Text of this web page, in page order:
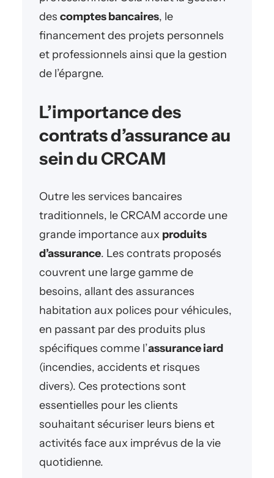
des comptes bancaires, le
financement des projets personnels
et professionnels ainsi que la gestion
de l’épargne.
L’importance des
contrats d’assurance au
sein du CRCAM
Outre les services bancaires
traditionnels, le CRCAM accorde une
grande importance aux produits
d’assurance. Les contrats proposés
couvrent une large gamme de
besoins, allant des assurances
habitation aux polices pour véhicules,
en passant par des produits plus
spécifiques comme l’assurance iard
(incendies, accidents et risques
divers). Ces protections sont
essentielles pour les clients
souhaitant sécuriser leurs biens et
activités face aux imprévus de la vie
quotidienne.